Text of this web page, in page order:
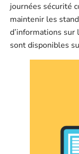
journées sécurité
maintenir les
d’informations
sont disponibles